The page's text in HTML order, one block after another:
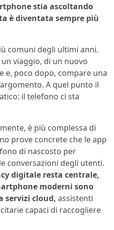
stia ascoltando
è diventata sempre più
comuni degli ultimi anni.
viaggio, di un nuovo
e, poco dopo, compare una
A quel punto il
il telefono ci sta
è più complessa di
prove concrete che le app
di nascosto per
conversazioni degli utenti.
digitale resta centrale,
moderni sono
servizi cloud, assistenti
capaci di raccogliere